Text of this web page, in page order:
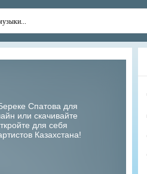
Спатова для
или скачивайте
для себя
Казахстана!